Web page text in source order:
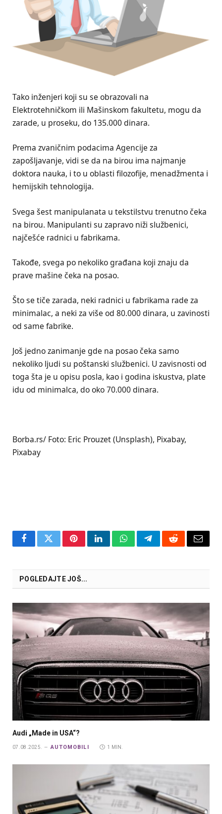
Tako inženjeri koji su se obrazovali na
Elektrotehničkom ili Mašinskom fakultetu, mogu da
zarade, u proseku, do 135.000 dinara.
Prema zvaničnim podacima Agencije za
zapošljavanje, vidi se da na birou ima najmanje
doktora nauka, i to u oblasti filozofije, menadžmenta i
hemijskih tehnologija.
Svega šest manipulanata u tekstilstvu trenutno čeka
na birou. Manipulanti su zapravo niži službenici,
najčešće radnici u fabrikama.
Takođe, svega po nekoliko građana koji znaju da
prave mašine čeka na posao.
Što se tiče zarada, neki radnici u fabrikama rade za
minimalac, a neki za više od 80.000 dinara, u zavinosti
od same fabrike.
Još jedno zanimanje gde na posao čeka samo
nekoliko ljudi su poštanski službenici. U zavisnosti od
toga šta je u opisu posla, kao i godina iskustva, plate
idu od minimalca, do oko 70.000 dinara.
Borba.rs/ Foto: Eric Prouzet (Unsplash), Pixabay,
Pixabay
FacebookTwitterPinterestLinkedInWhatsAppTelegramRedditEmail
POGLEDAJTE JOŠ...
Audi „Made in USA“?
07.08.2025. AUTOMOBILI 1 MIN.